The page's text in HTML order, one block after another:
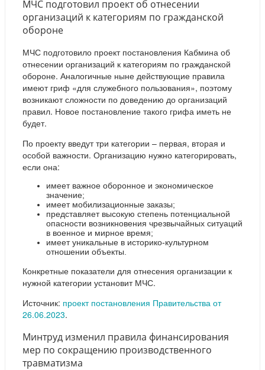
МЧС подготовил проект об отнесении
организаций к категориям по гражданской
обороне
МЧС подготовило проект постановления Кабмина об
отнесении организаций к категориям по гражданской
обороне. Аналогичные ныне действующие правила
имеют гриф «для служебного пользования», поэтому
возникают сложности по доведению до организаций
правил. Новое постановление такого грифа иметь не
будет.
По проекту введут три категории – первая, вторая и
особой важности. Организацию нужно категорировать,
если она:
имеет важное оборонное и экономическое
значение;
имеет мобилизационные заказы;
представляет высокую степень потенциальной
опасности возникновения чрезвычайных ситуаций
в военное и мирное время;
имеет уникальные в историко-культурном
отношении объекты.
Конкретные показатели для отнесения организации к
нужной категории установит МЧС.
Источник: проект постановления Правительства от
26.06.2023.
Минтруд изменил правила финансирования
мер по сокращению производственного
травматизма